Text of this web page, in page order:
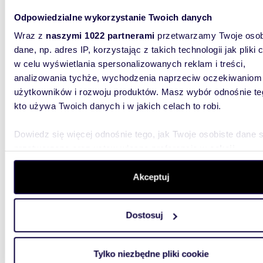
Odpowiedzialne wykorzystanie Twoich danych
Wraz z naszymi 1022 partnerami przetwarzamy Twoje
dane, np. adres IP, korzystając z takich technologii jak pliki
w celu wyświetlania spersonalizowanych reklam i treści,
analizowania tychże, wychodzenia naprzeciw oczekiwaniom
użytkowników i rozwoju produktów. Masz wybór odnośnie
kto używa Twoich danych i w jakich celach to robi.
Dowiedz się więcej odnośnie tego, jak Twoje osobiste dane
szczegółów. W Deklaracji plików cookie możesz zmienić
wycofać swoją zgodę w dowolnej chwili.
aby oferować funkcje społecznościowe i analizować ruch w
witrynie. Informacje o tym, jak korzystasz z naszej witryny,
analitycznym. Partnerzy mogą połączyć te informacje z
Akceptuj
Dostosuj
Tylko niezbędne pliki cookie
38m 2
Nowoczesne 2-pokojowe z widokiem na Zatokę
529